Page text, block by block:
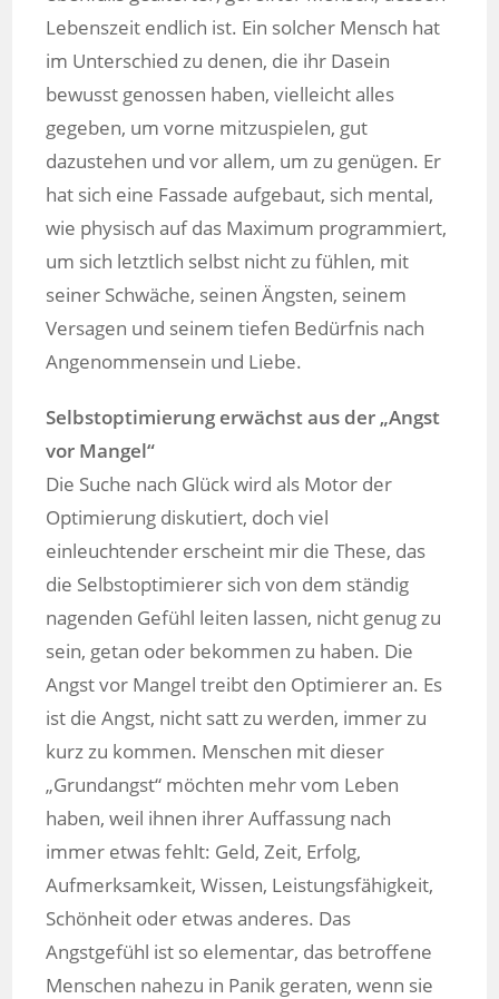
Lebenszeit endlich ist. Ein solcher Mensch hat
im Unterschied zu denen, die ihr Dasein
bewusst genossen haben, vielleicht alles
gegeben, um vorne mitzuspielen, gut
dazustehen und vor allem, um zu genügen. Er
hat sich eine Fassade aufgebaut, sich mental,
wie physisch auf das Maximum programmiert,
um sich letztlich selbst nicht zu fühlen, mit
seiner Schwäche, seinen Ängsten, seinem
Versagen und seinem tiefen Bedürfnis nach
Angenommensein und Liebe.
Selbstoptimierung erwächst aus der „Angst
vor Mangel“
Die Suche nach Glück wird als Motor der
Optimierung diskutiert, doch viel
einleuchtender erscheint mir die These, das
die Selbstoptimierer sich von dem ständig
nagenden Gefühl leiten lassen, nicht genug zu
sein, getan oder bekommen zu haben. Die
Angst vor Mangel treibt den Optimierer an. Es
ist die Angst, nicht satt zu werden, immer zu
kurz zu kommen. Menschen mit dieser
„Grundangst“ möchten mehr vom Leben
haben, weil ihnen ihrer Auffassung nach
immer etwas fehlt: Geld, Zeit, Erfolg,
Aufmerksamkeit, Wissen, Leistungsfähigkeit,
Schönheit oder etwas anderes. Das
Angstgefühl ist so elementar, das betroffene
Menschen nahezu in Panik geraten, wenn sie